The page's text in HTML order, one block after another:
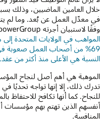
خلال العامين الماضيين، وذلك
في معدّل العمل عن بُعد. وما لم
وفقًا لاستبيان أجرته ManpowerGroup عام 2021، ارتفع
المواهب في الولايات المتحدة
69% من أصحاب العمل صعوبة
النسبة هي الأعلى منذ أكثر من عقد.
الموهبة هي أهم أصل لنجاح
تدرك ذلك، إلا إنها تواجه تحديًا
للنجاح. كما أنها تكافح للاحتفاظ
أنفسهم الذين تهتم بهم
المنافسة.